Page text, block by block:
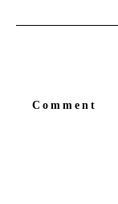
Comment